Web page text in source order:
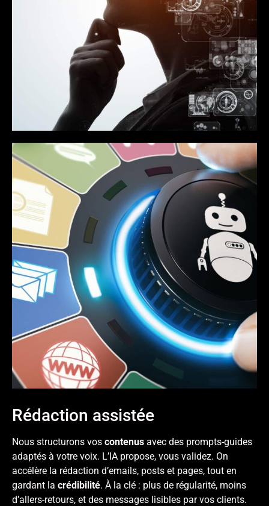
Rédaction assistée
Nous structurons vos contenus avec des prompts-guides
adaptés à votre voix. L’IA propose, vous validez. On
accélère la rédaction d’emails, posts et pages, tout en
gardant la crédibilité. À la clé : plus de régularité, moins
d’allers-retours, et des messages lisibles par vos clients.